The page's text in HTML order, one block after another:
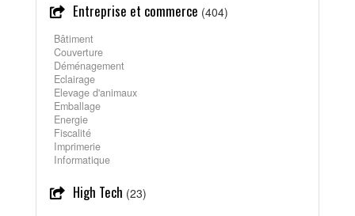
Entreprise et commerce (404)
Bâtiment
Couverture
Déménagement
Eclairage
Elevage d'animaux
Emballage
Energie
Fiscalité
Imprimerie
Informatique
High Tech (23)